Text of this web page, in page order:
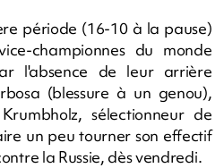
période (16-10 à la pause)
championnes du monde
l'absence de leur arrière
(blessure à un genou),
sélectionneur de
un peu tourner son effectif
la Russie, dès vendredi.